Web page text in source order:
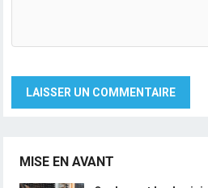
MISE EN AVANT